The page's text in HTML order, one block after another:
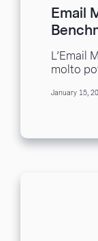
Email
Clothing
L’Email
molto
January 15,